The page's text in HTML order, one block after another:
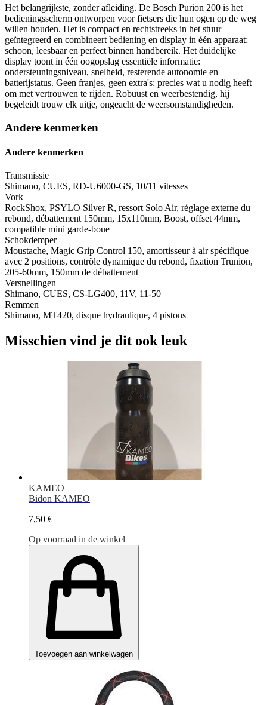
Het belangrijkste, zonder afleiding. De Bosch Purion 200 is het
bedieningsscherm ontworpen voor fietsers die hun ogen op de weg
willen houden. Het is compact en rechtstreeks in het stuur
geïntegreerd en combineert bediening en display in één apparaat:
schoon, leesbaar en perfect binnen handbereik. Het duidelijke
display toont in één oogopslag essentiële informatie:
ondersteuningsniveau, snelheid, resterende autonomie en
batterijstatus. Geen franjes, geen extra's: precies wat u nodig heeft
om met vertrouwen te rijden. Robuust en weerbestendig, hij
begeleidt trouw elk uitje, ongeacht de weersomstandigheden.
Andere kenmerken
Andere kenmerken
Transmissie
Shimano, CUES, RD-U6000-GS, 10/11 vitesses
Vork
RockShox, PSYLO Silver R, ressort Solo Air, réglage externe du
rebond, débattement 150mm, 15x110mm, Boost, offset 44mm,
compatible mini garde-boue
Schokdemper
Moustache, Magic Grip Control 150, amortisseur à air spécifique
avec 2 positions, contrôle dynamique du rebond, fixation Trunion,
205-60mm, 150mm de débattement
Versnellingen
Shimano, CUES, CS-LG400, 11V, 11-50
Remmen
Shimano, MT420, disque hydraulique, 4 pistons
Misschien vind je dit ook leuk
KAMEO
Bidon KAMEO
7,50 €
Op voorraad in de winkel
Toevoegen aan winkelwagen